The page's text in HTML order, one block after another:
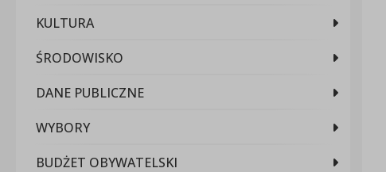
KULTURA
ŚRODOWISKO
DANE PUBLICZNE
WYBORY
BUDŻET OBYWATELSKI